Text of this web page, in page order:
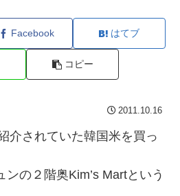
Facebook はてブ
コピー
2011.10.16
介されていた韓国米を買っ
の２階奥Kim’s Martという